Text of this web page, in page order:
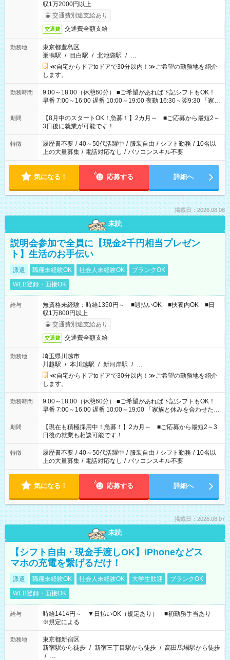
収1万2000円以上
交通費別途支給あり
交通費 交通費全額支給
勤務地
東京都豊島区
巣鴨駅 / 目白駅 / 北池袋駅 / …
≪自宅からドアtoドアで30分以内！≫ご希望の勤務地を紹介
します。
勤務時間
9:00～18:00（休憩60分） ■ご希望があれば下記シフトもOK！
早番 7:00～16:00 遅番 10:00～19:00 夜勤 16:30～翌9:30 「家族
と休みを合わせたい」 「余裕を持って夕飯の準備がしたい」
「できれば残業はしたくない」 など、ご希望を教えてください
ね。 ※Wワーク希望の方へ 今ご覧のお仕事で希望する勤務時間
と、もう1つのお仕事の勤務時間。 合計で週40時間を超える場
合は応募できません。
期間
【8月中のスタートOK！急募！】2カ月～ ■ご応募から最短2～
3日後に就業が可能です！
特徴 履歴書不要 / 40～50代活躍中 / 服装自由 / シフト勤務 / 10名以
上の大量募集 / 電話対応なし / パソコンスキル不要
気になる！ 応募する 詳細へ
掲載日：2026.08.08
未読
説明会参加で全員に【現金2千円相当プレゼン
ト】生活のお手伝い
派遣 職種未経験OK 社会人未経験OK
ブランクOK
WEB登録・面接OK
給与
無資格未経験：時給1350円～ ■週払いOK ■扶養内OK ■日
収1万800円以上
交通費別途支給あり
交通費 交通費全額支給
勤務地
埼玉県川越市
川越駅 / 本川越駅 / 新河岸駅 / …
≪自宅からドアtoドアで30分以内！≫ご希望の勤務地を紹介
します。
勤務時間
9:00～18:00（休憩60分） ■ご希望があれば下記シフトもOK！
早番 7:00～16:00 遅番 10:00～19:00 「家族と休みを合わせた
い」 「余裕を持って夕飯の準備がしたい」 「できれば残業はし
たくない」 など、ご希望を教えてくださいね。 ※Wワーク希望
の方へ 今ご覧のお仕事で希望する勤務時間と、もう1つのお仕事
の勤務時間。 合計で週40時間を超える場合は応募できません。
期間
【現在も積極採用中！急募！】2カ月～ ■ご応募から最短2～3
日後の就業も相談可能です！
特徴 履歴書不要 / 40～50代活躍中 / 服装自由 / シフト勤務 / 10名以
上の大量募集 / 電話対応なし / パソコンスキル不要
気になる！ 応募する 詳細へ
掲載日：2026.08.07
未読
【シフト自由・現金手渡しOK】iPhoneなどス
マホの充電を繋げるだけ！
派遣 職種未経験OK 社会人未経験OK 大学生歓迎
ブランクOK
WEB登録・面接OK
給与
時給1414円～ ▼日払いOK（規定あり） ■初勤務手当あり
※規定による
勤務地
東京都新宿区
新宿駅から徒歩 / 新宿三丁目駅から徒歩 / 高田馬場駅から徒歩
/ …